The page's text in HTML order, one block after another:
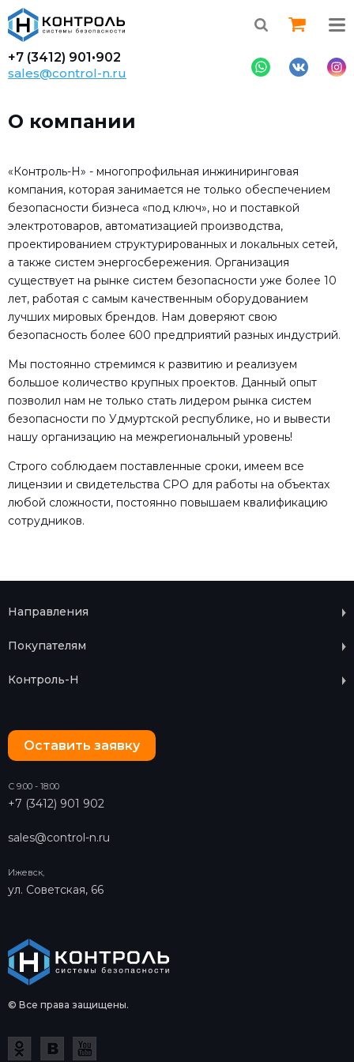
+7 (3412) 901•902
sales@control-n.ru
О компании
«Контроль-Н» - многопрофильная инжиниринговая
компания, которая занимается не только обеспечением
безопасности бизнеса «под ключ», но и поставкой
электротоваров, автоматизацией производства,
проектированием структурированных и локальных сетей,
а также систем энергосбережения. Организация
существует на рынке систем безопасности уже более 10
лет, работая с самым качественным оборудованием
лучших мировых брендов. Нам доверяют свою
безопасность более 600 предприятий разных индустрий.
Мы постоянно стремимся к развитию и реализуем
большое количество крупных проектов. Данный опыт
позволил нам не только стать лидером рынка систем
безопасности по Удмуртской республике, но и вывести
нашу организацию на межрегиональный уровень!
Строго соблюдаем поставленные сроки, имеем все
лицензии и свидетельства СРО для работы на объектах
любой сложности, постоянно повышаем квалификацию
сотрудников.
© Все права защищены.
Оставить заявку
С 9:00 - 18:00
+7 (3412) 901 902
sales@control-n.ru
Ижевск,
ул. Советская, 66
Направления
Покупателям
Контроль-Н